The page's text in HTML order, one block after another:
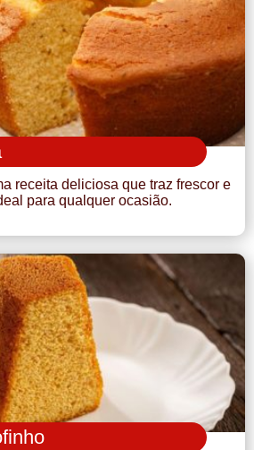
receita deliciosa que traz frescor e
para qualquer ocasião.